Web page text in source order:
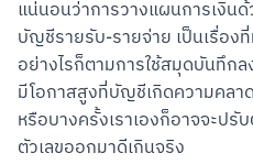
แน่นอนว่าการวางแผนการเงิน
บัญชีรายรับ-รายจ่าย เป็นเรื่องที่
อย่างไรก็ตามการใช้สมุดบันทึก
มีโอกาสสูงที่บัญชีเกิดความคลา
หรือบางครั้งเราเองก็อาจจะปรั
ตัวเลขออกมาดีเกินจริง